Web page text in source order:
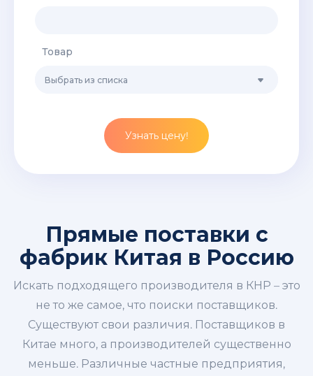
Товар
Выбрать из списка
Узнать цену!
Прямые поставки с
фабрик Китая в Россию
Искать подходящего производителя в КНР – это
не то же самое, что поиски поставщиков.
Существуют свои различия. Поставщиков в
Китае много, а производителей существенно
меньше. Различные частные предприятия,